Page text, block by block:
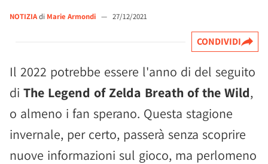
NOTIZIAdi Marie Armondi — 27/12/2021
CONDIVIDI
Il 2022 potrebbe essere l'anno di del seguito
di The Legend of Zelda Breath of the Wild,
o almeno i fan sperano. Questa stagione
invernale, per certo, passerà senza scoprire
nuove informazioni sul gioco, ma perlomeno